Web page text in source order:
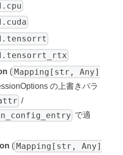
( Mapping[str, Any]
の上書きパラ
/
で適
( Mapping[str, Any]